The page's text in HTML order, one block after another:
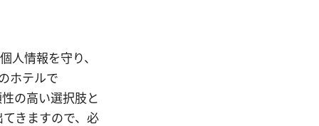
人情報を守り、
ホテルで
の高い選択肢と
きますので、必